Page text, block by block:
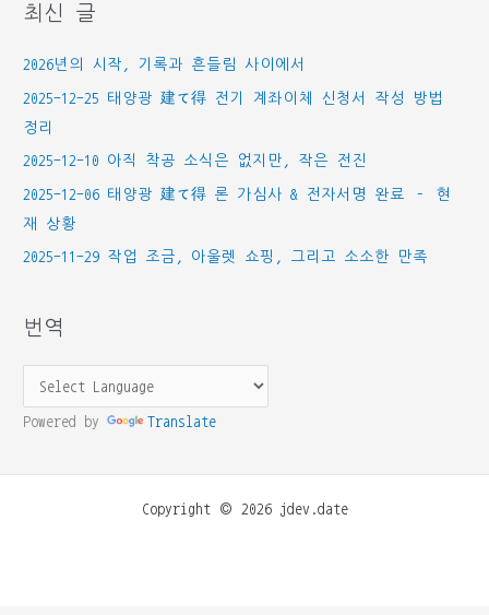
리
최신 글
2026년의 시작, 기록과 흔들림 사이에서
2025-12-25 태양광 建て得 전기 계좌이체 신청서 작성 방법
정리
2025-12-10 아직 착공 소식은 없지만, 작은 전진
2025-12-06 태양광 建て得 론 가심사 & 전자서명 완료 – 현
재 상황
2025-11-29 작업 조금, 아울렛 쇼핑, 그리고 소소한 만족
번역
Powered by Translate
Copyright © 2026 jdev.date